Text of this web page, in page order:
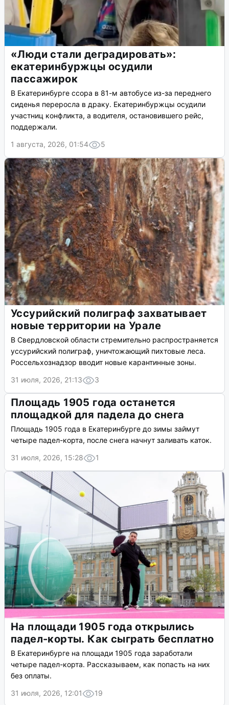
«Люди стали деградировать»:
екатеринбуржцы осудили
пассажирок
В Екатеринбурге ссора в 81-м автобусе из-за переднего
сиденья переросла в драку. Екатеринбуржцы осудили
участниц конфликта, а водителя, остановившего рейс,
поддержали.
1 августа, 2026, 01:54
5
Уссурийский полиграф захватывает
новые территории на Урале
В Свердловской области стремительно распространяется
уссурийский полиграф, уничтожающий пихтовые леса.
Россельхознадзор вводит новые карантинные зоны.
31 июля, 2026, 21:13
3
Площадь 1905 года останется
площадкой для падела до снега
Площадь 1905 года в Екатеринбурге до зимы займут
четыре падел-корта, после снега начнут заливать каток.
31 июля, 2026, 15:28
1
На площади 1905 года открылись
падел-корты. Как сыграть бесплатно
В Екатеринбурге на площади 1905 года заработали
четыре падел-корта. Рассказываем, как попасть на них
без оплаты.
31 июля, 2026, 12:01
19